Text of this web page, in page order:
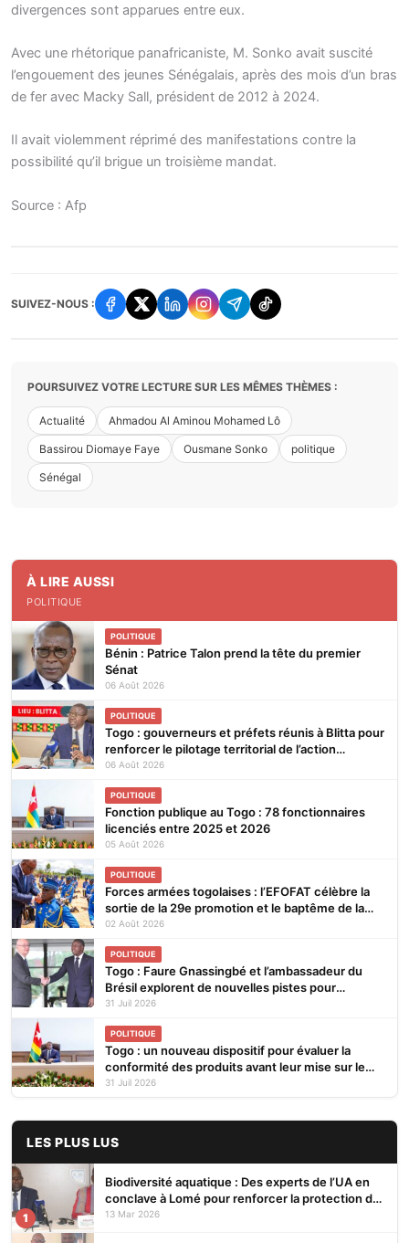
divergences sont apparues entre eux.
Avec une rhétorique panafricaniste, M. Sonko avait suscité
l’engouement des jeunes Sénégalais, après des mois d’un bras
de fer avec Macky Sall, président de 2012 à 2024.
Il avait violemment réprimé des manifestations contre la
possibilité qu’il brigue un troisième mandat.
Source : Afp
SUIVEZ-NOUS :
POURSUIVEZ VOTRE LECTURE SUR LES MÊMES THÈMES :
Actualité Ahmadou Al Aminou Mohamed Lô
Bassirou Diomaye Faye Ousmane Sonko politique
Sénégal
À LIRE AUSSI
POLITIQUE
POLITIQUE
Bénin : Patrice Talon prend la tête du premier
Sénat
06 Août 2026
POLITIQUE
Togo : gouverneurs et préfets réunis à Blitta pour
renforcer le pilotage territorial de l’action
publique
06 Août 2026
POLITIQUE
Fonction publique au Togo : 78 fonctionnaires
licenciés entre 2025 et 2026
05 Août 2026
POLITIQUE
Forces armées togolaises : l’EFOFAT célèbre la
sortie de la 29e promotion et le baptême de la
30e
02 Août 2026
POLITIQUE
Togo : Faure Gnassingbé et l’ambassadeur du
Brésil explorent de nouvelles pistes pour
renforcer la coopération bilatérale
31 Juil 2026
POLITIQUE
Togo : un nouveau dispositif pour évaluer la
conformité des produits avant leur mise sur le
marché
31 Juil 2026
LES PLUS LUS
1
Biodiversité aquatique : Des experts de l’UA en
conclave à Lomé pour renforcer la protection des
écosystèmes
13 Mar 2026